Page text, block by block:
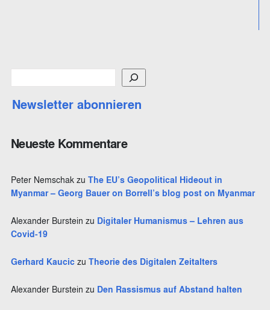
u
c
n
Newsletter abonnieren
Neueste Kommentare
Peter Nemschak zu The EU’s Geopolitical Hideout in
Myanmar – Georg Bauer on Borrell’s blog post on Myanmar
Alexander Burstein zu Digitaler Humanismus – Lehren aus
Covid-19
Gerhard Kaucic zu Theorie des Digitalen Zeitalters
Alexander Burstein zu Den Rassismus auf Abstand halten